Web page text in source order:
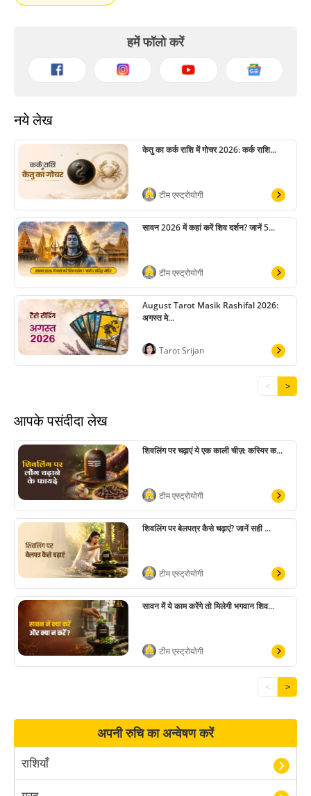
हमें फॉलो करें
नये लेख
केतु का कर्क राशि में गोचर 2026: कर्क राशि...
टीम एस्ट्रोयोगी
सावन 2026 में कहां करें शिव दर्शन? जानें 5...
टीम एस्ट्रोयोगी
August Tarot Masik Rashifal 2026:
अगस्त मे...
Tarot Srijan
< >
आपके पसंदीदा लेख
शिवलिंग पर चढ़ाएं ये एक काली चीज़: करियर क...
टीम एस्ट्रोयोगी
शिवलिंग पर बेलपत्र कैसे चढ़ाएं? जानें सही ...
टीम एस्ट्रोयोगी
सावन में ये काम करेंगे तो मिलेगी भगवान शिव...
टीम एस्ट्रोयोगी
< >
अपनी रुचि का अन्वेषण करें
राशियाँ